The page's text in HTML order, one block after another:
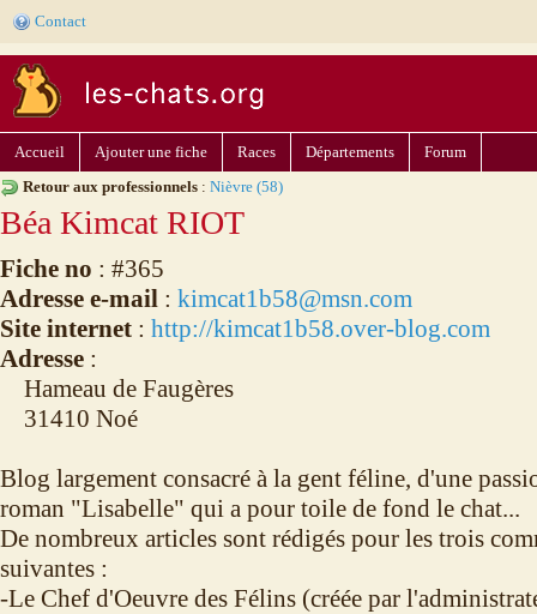
Contact
Accueil Ajouter une fiche Races Départements
Forum
Retour aux professionnels : Nièvre (58)
Béa Kimcat RIOT
Fiche no : #365
Adresse e-mail : kimcat1b58@msn.com
Site internet : http://kimcat1b58.over-blog.com
Adresse :
Hameau de Faugères
31410 Noé
Blog largement consacré à la gent féline, d'une
roman "Lisabelle" qui a pour toile de fond le chat...
De nombreux articles sont rédigés pour les trois
suivantes :
-Le Chef d'Oeuvre des Félins (créée par